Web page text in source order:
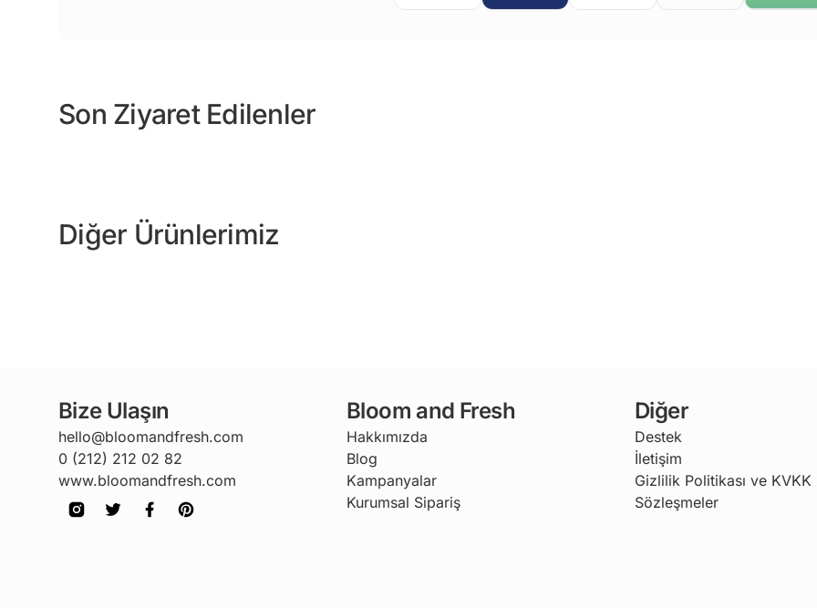
Son Ziyaret Edilenler
Diğer Ürünlerimiz
Bize Ulaşın
hello@bloomandfresh.com
0 (212) 212 02 82
www.bloomandfresh.com
Bloom and Fresh
Hakkımızda
Blog
Kampanyalar
Kurumsal Sipariş
Diğer
Destek
İletişim
Gizlilik Politikası ve KVKK
Sözleşmeler